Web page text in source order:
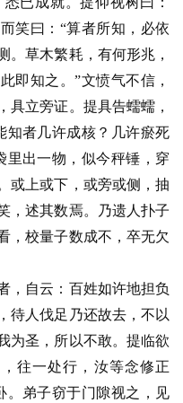
册
笑曰：“算者所知，必依
。草木繁耗，有何形兆，
即知之。”文愤气不信，
具立旁证。提具告蠕蠕，
知者几许成核？几许瘀死
里出一物，似今秤锤，穿
或上或下，或旁或侧，抽
，述其数焉。乃遗人扑子
，校量子数成不，卒无欠
，自云：百姓如许地担负
待人伐足乃还故去，不以
为圣，所以不敢。提临欲
往一处行，汝等念修正
。弟子窃于门隙视之，见